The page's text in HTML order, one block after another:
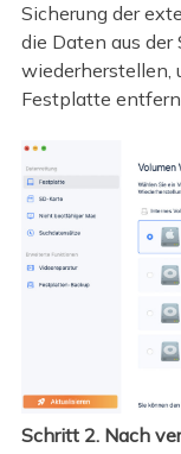
Sicherung der
die Daten aus
wiederherstellen,
Festplatte
Schritt 2. Nach